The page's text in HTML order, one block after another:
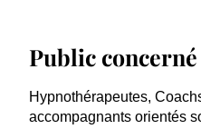
Public
Hypnothérapeutes,
accompagnants orientés